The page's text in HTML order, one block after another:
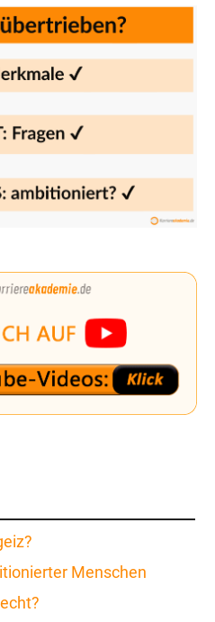
Menschen